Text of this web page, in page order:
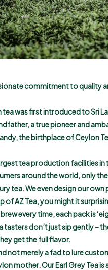
commitment to
was first introduced to Sri
a true pioneer and
the birthplace of Ceylon
tea production facilities
around the world, only
tea. We even design our own
of AZ Tea, you might it
every time, each pack is
don’t just sip gently –
get the full flavor.
not merely a fad to lure
mother. Our Earl Grey